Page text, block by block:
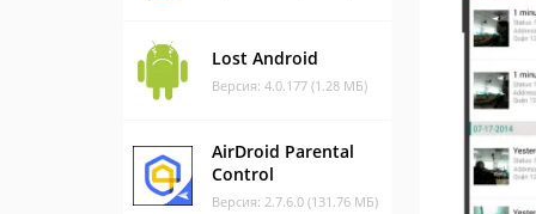
Lost Android
Версия: 4.0.177 (1.28 МБ)
AirDroid Parental
Control
Версия: 2.7.6.0 (131.76 МБ)